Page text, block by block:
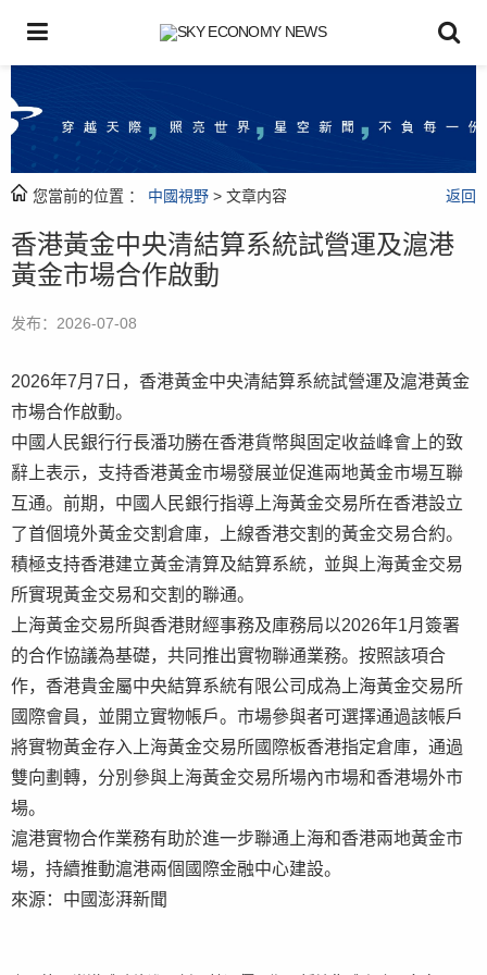
您當前的位置 ： 中國視野 > 文章内容 返回
香港黃金中央清結算系統試營運及滬港
黃金市場合作啟動
发布：2026-07-08
2026年7月7日，香港黃金中央清結算系統試營運及滬港黃金
市場合作啟動。
中國人民銀行行長潘功勝在香港貨幣與固定收益峰會上的致
辭上表示，支持香港黃金市場發展並促進兩地黃金市場互聯
互通。前期，中國人民銀行指導上海黃金交易所在香港設立
了首個境外黃金交割倉庫，上線香港交割的黃金交易合約。
積極支持香港建立黃金清算及結算系統，並與上海黃金交易
所實現黃金交易和交割的聯通。
上海黃金交易所與香港財經事務及庫務局以2026年1月簽署
的合作協議為基礎，共同推出實物聯通業務。按照該項合
作，香港貴金屬中央結算系統有限公司成為上海黃金交易所
國際會員，並開立實物帳戶。市場參與者可選擇通過該帳戶
將實物黃金存入上海黃金交易所國際板香港指定倉庫，通過
雙向劃轉，分別參與上海黃金交易所場內市場和香港場外市
場。
滬港實物合作業務有助於進一步聯通上海和香港兩地黃金市
場，持續推動滬港兩個國際金融中心建設。
來源：中國澎湃新聞